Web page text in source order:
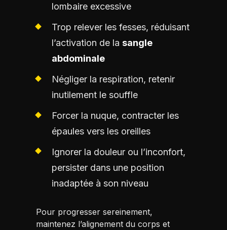
lombaire excessive
Trop relever les fesses, réduisant
l’activation de la sangle
abdominale
Négliger la respiration, retenir
inutilement le souffle
Forcer la nuque, contracter les
épaules vers les oreilles
Ignorer la douleur ou l’inconfort,
persister dans une position
inadaptée à son niveau
Pour progresser sereinement,
maintenez l’alignement du corps et